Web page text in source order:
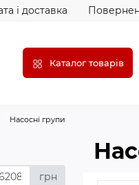
і доставка
Каталог товарів
Насосні групи
грн